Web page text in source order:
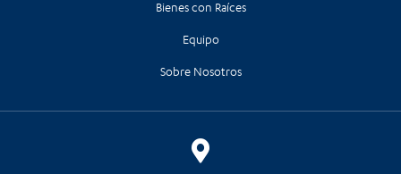
Bienes con Raíces
Equipo
Sobre Nosotros